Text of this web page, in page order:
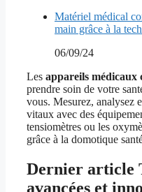
Matériel médical
main grâce à la
06/09/24
Les appareils médicaux
prendre soin de votre
vous. Mesurez, analysez
vitaux avec des
tensiomètres ou les
grâce à la domotique
Dernier article
avancées et